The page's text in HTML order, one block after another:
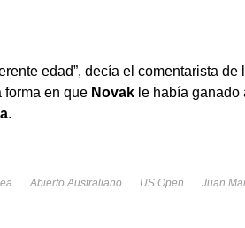
edad”, decía el comentarista de
forma en que Novak le había ganado
.
Abierto Australiano US Open
Juan